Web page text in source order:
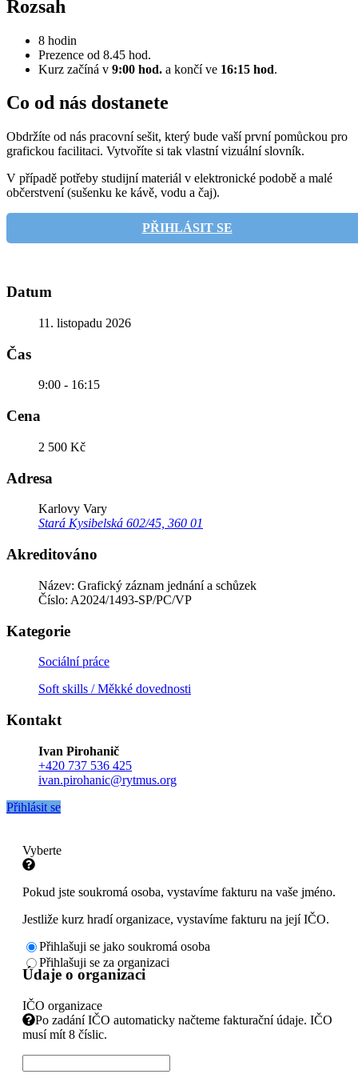
Rozsah
8 hodin
Prezence od 8.45 hod.
Kurz začíná v 9:00 hod. a končí ve 16:15 hod.
Co od nás dostanete
Obdržíte od nás pracovní sešit, který bude vaší první pomůckou pro
grafickou facilitaci. Vytvoříte si tak vlastní vizuální slovník.
V případě potřeby studijní materiál v elektronické podobě a malé
občerstvení (sušenku ke kávě, vodu a čaj).
PŘIHLÁSIT SE
Datum
11. listopadu 2026
Čas
9:00 - 16:15
Cena
2 500 Kč
Adresa
Karlovy Vary
Stará Kysibelská 602/45, 360 01
Akreditováno
Název: Grafický záznam jednání a schůzek
Číslo: A2024/1493-SP/PC/VP
Kategorie
Sociální práce
Soft skills / Měkké dovednosti
Kontakt
Ivan Pirohanič
+420 737 536 425
ivan.pirohanic@rytmus.org
Přihlásit se
Vyberte
Pokud jste soukromá osoba, vystavíme fakturu na vaše jméno.
Jestliže kurz hradí organizace, vystavíme fakturu na její IČO.
Přihlašuji se jako soukromá osoba
Přihlašuji se za organizaci
Údaje o organizaci
IČO organizace
Po zadání IČO automaticky načteme fakturační údaje. IČO
musí mít 8 číslic.